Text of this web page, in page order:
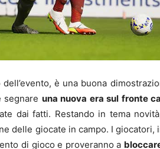
è una buona
segnare una nuova era sul fronte
dai fatti. Restando in tema
delle giocate in campo. I giocatori,
di gioco e proveranno a